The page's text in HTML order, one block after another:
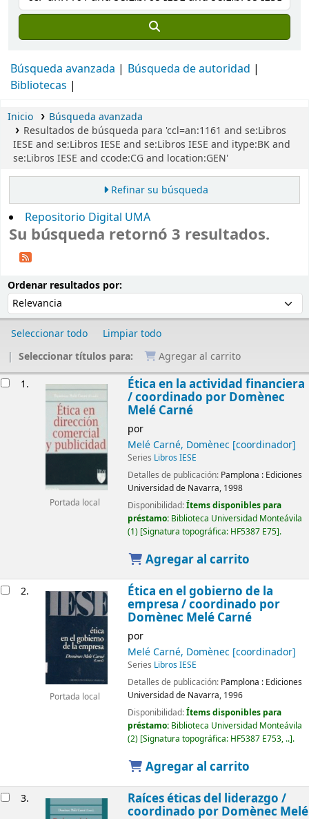
Búsqueda avanzada
Búsqueda de autoridad
Bibliotecas
Inicio
Búsqueda avanzada
Resultados de búsqueda para 'ccl=an:1161 and se:Libros
IESE and se:Libros IESE and se:Libros IESE and itype:BK and
se:Libros IESE and ccode:CG and location:GEN'
Refinar su búsqueda
Repositorio Digital UMA
Su búsqueda retornó 3 resultados.
Ordenar resultados por:
Seleccionar todo
Limpiar todo
Seleccionar títulos para:
Agregar al carrito
1.
Portada local
Ética en la actividad financiera
/coordinado por Domènec
Melé Carné
por
Melé Carné, Domènec[coordinador]
Series Libros IESE
Detalles de publicación: Pamplona : Ediciones
Universidad de Navarra, 1998
Disponibilidad:Ítems disponibles para
préstamo: Biblioteca Universidad Monteávila
(1) Signatura topográfica: HF5387 E75 .
Agregar al carrito
2.
Portada local
Ética en el gobierno de la
empresa /coordinado por
Domènec Melé Carné
por
Melé Carné, Domènec[coordinador]
Series Libros IESE
Detalles de publicación: Pamplona : Ediciones
Universidad de Navarra, 1996
Disponibilidad:Ítems disponibles para
préstamo: Biblioteca Universidad Monteávila
(2) Signatura topográfica: HF5387 E753, .. .
Agregar al carrito
3. Raíces éticas del liderazgo /
coordinado por Domènec Melé